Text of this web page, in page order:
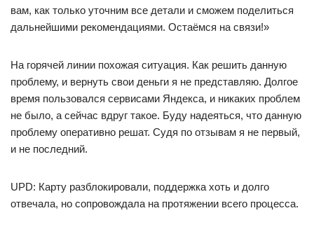
вам, как только уточним все детали и сможем поделиться
дальнейшими рекомендациями. Остаёмся на связи!»
На горячей линии похожая ситуация. Как решить данную
проблему, и вернуть свои деньги я не представляю. Долгое
время пользовался сервисами Яндекса, и никаких проблем
не было, а сейчас вдруг такое. Буду надеяться, что данную
проблему оперативно решат. Судя по отзывам я не первый,
и не последний.
UPD: Карту разблокировали, поддержка хоть и долго
отвечала, но сопровождала на протяжении всего процесса.